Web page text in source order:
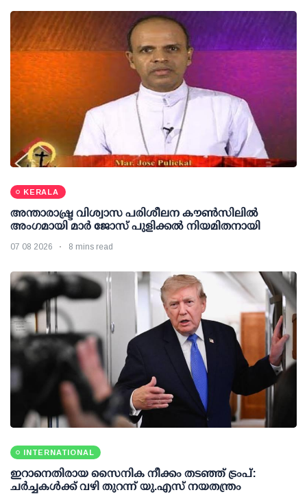
KERALA
അന്താരാഷ്ട്ര വിശ്വാസ പരിശീലന കൗണ്‍സിലില്‍
അംഗമായി മാര്‍ ജോസ് പുളിക്കല്‍ നിയമിതനായി
07 08 2026 8 mins read
INTERNATIONAL
ഇറാനെതിരായ സൈനിക നീക്കം തടഞ്ഞ് ട്രംപ്:
ചര്‍ച്ചകള്‍ക്ക് വഴി തുറന്ന് യു.എസ് നയതന്ത്രം